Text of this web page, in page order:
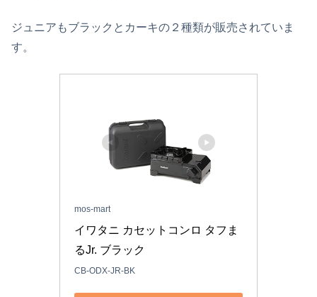
ジュニアもブラックとカーキの２種類が販売されていま
す。
mos-mart
イワタニ カセットコンロ タフま
るJr. ブラック
CB-ODX-JR-BK